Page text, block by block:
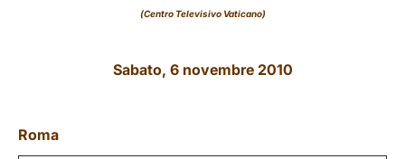
(Centro Televisivo Vaticano)
Sabato, 6 novembre 2010
Roma